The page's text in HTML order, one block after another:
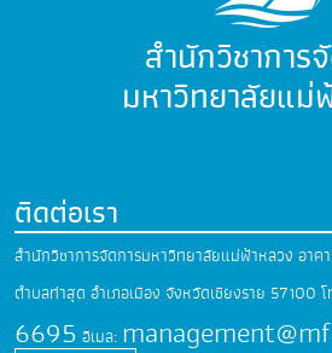
สำนักวิชาการ
มหาวิทยาลัยแม่
ติดต่อเรา
สำนักวิชาการจัดการมหาวิทยาลัยแม่ฟ้าหลวง อาค
ตำบลท่าสุด อำเภอเมือง จังหวัดเชียงราย 57100
6695 อีเมล: